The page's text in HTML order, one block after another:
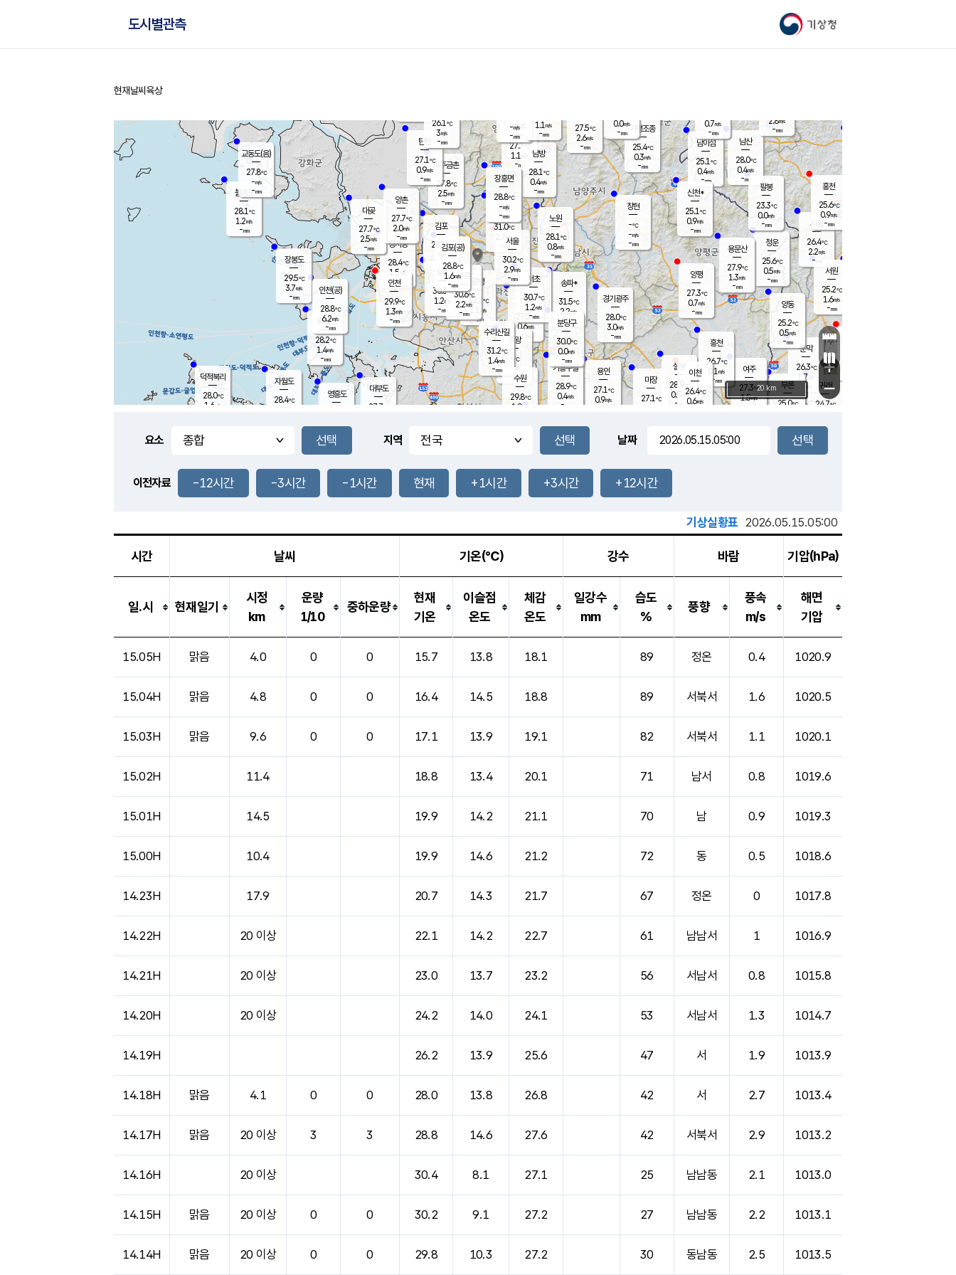
기상청
도시별관측
홈
현재날씨 육상
풍도
0.7m/s
문막
26.3℃
1.7m/s
mm
남이섬
25.1℃
0.4m/s
-mm
무의도
28.2℃
1.4m/s
-mm
영흥도
볼음도
28.1℃
1.2m/s
-mm
자월도
28.4℃
양주
27.7℃
1.1
-mm
부론
25.0℃
과천
27.5℃
0.6m/s
- mm
남산
28.0℃
0.4m/s
-mm
장봉도
29.5℃
3.7m/s
-mm
-mm
청운
25.6℃
0.5m/s
-mm
팔봉
23.3℃
0.0m/s
-mm
-mm
용인
27.1℃
0.9m/s
여주
27.3℃
1.5m/s
양동
25.2℃
0.5m/s
-mm
경기광주
28.0℃
3.0m/s
-mm
장호원
0.7m/s
-mm
27.6
℃
대부도
27.7
-
경서동
28.4℃
1.5 m/s
-mm
파주금촌
27.8℃
2.5m/s
-mm
가평조종
25.4℃
0.3m/s
-mm
27.5℃
2.6m/s
-mm
대곶
27.7℃
2.5m/s
-mm
신천*
25.1℃
0.9m/s
-mm
창현
-℃
-m/s
-mm
탄현
27.1℃
0.9m/s
-mm
0.0m/s
-mm
29.3℃
0.6m/s
-mm
흥천
26.7℃
0.1 m/s
-mm
마장
27.1℃
의왕
- ℃
m/s
mm
김포
28.1℃
-m/s
mm
설봉
28.9
0.5 m/s
- mm
광명
32.2 ℃
1.1 m/s
-mm
부천
30.3℃
1.2m/s
-mm
-mm
양촌
27.7℃
2.0m/s
-mm
구로
30.6℃
2.2m/s
-mm
은평
31.0℃
2.7 m/s
- mm
노원
28.1℃
0.8m/s
-mm
송파*
31.5℃
2.2m/s
-mm
서초
30.7℃
1.2m/s
-mm
남방
28.1℃
0.4m/s
-mm
기흥구갈
28.9℃
0.4m/s
-
수리산길
31.2℃
1.4m/s
-mm
분당구
30.0℃
0.0m/s
-mm
장흥면
28.8℃
-m/s
-mm
-m/s
-mm
시동
26.4℃
2.2m/s
- mm
귀래
24.7℃
서원
25.2℃
1.6m/s
-mm
용문산
27.9℃
1.3m/s
-mm
덕적북리
28.0℃
1.6 m/s
인천(공)
28.8℃
6.2m/s
-mm
김포(공)
28.8℃
1.6m/s
-mm
교동도(음)
27.8℃
-m/s
-mm
홍천
25.6℃
0.9m/s
-mm
이천
26.4℃
0.6m/s
양평
27.3℃
0.7m/s
-mm
수원
29.8℃
1.9m/s
인천
29.9℃
1.3m/s
-mm
서울
30.2℃
2.9m/s
-mm
2.8m/s
-mm
26.1℃
3m/s
-mm
1.1 m/s
-mm
+
−
20 km
요소 지역 날짜
이전자료 -12시간 -3시간 -1시간 현재 +1시간 +3시간 +12시간
기상실황표 2026.05.15.05:00
시간 날씨 기온(℃) 강수 바람 기압(hPa)
일.시 현재일기
시정
km
운량
1/10
중하운량
현재
기온
이슬점
온도
체감
온도
일강수
mm
습도
%
풍향
풍속
m/s
해면
기압
15.05H 맑음 4.0 0 0 15.7 13.8 18.1 89 정온 0.4 1020.9
15.04H 맑음 4.8 0 0 16.4 14.5 18.8 89 서북서 1.6 1020.5
15.03H 맑음 9.6 0 0 17.1 13.9 19.1 82 서북서 1.1 1020.1
15.02H 11.4 18.8 13.4 20.1 71 남서 0.8 1019.6
15.01H 14.5 19.9 14.2 21.1 70 남 0.9 1019.3
15.00H 10.4 19.9 14.6 21.2 72 동 0.5 1018.6
14.23H 17.9 20.7 14.3 21.7 67 정온 0 1017.8
14.22H 20 이상 22.1 14.2 22.7 61 남남서 1 1016.9
14.21H 20 이상 23.0 13.7 23.2 56 서남서 0.8 1015.8
14.20H 20 이상 24.2 14.0 24.1 53 서남서 1.3 1014.7
14.19H 26.2 13.9 25.6 47 서 1.9 1013.9
14.18H 맑음 4.1 0 0 28.0 13.8 26.8 42 서 2.7 1013.4
14.17H 맑음 20 이상 3 3 28.8 14.6 27.6 42 서북서 2.9 1013.2
14.16H 20 이상 30.4 8.1 27.1 25 남남동 2.1 1013.0
14.15H 맑음 20 이상 0 0 30.2 9.1 27.2 27 남남동 2.2 1013.1
14.14H 맑음 20 이상 0 0 29.8 10.3 27.2 30 동남동 2.5 1013.5